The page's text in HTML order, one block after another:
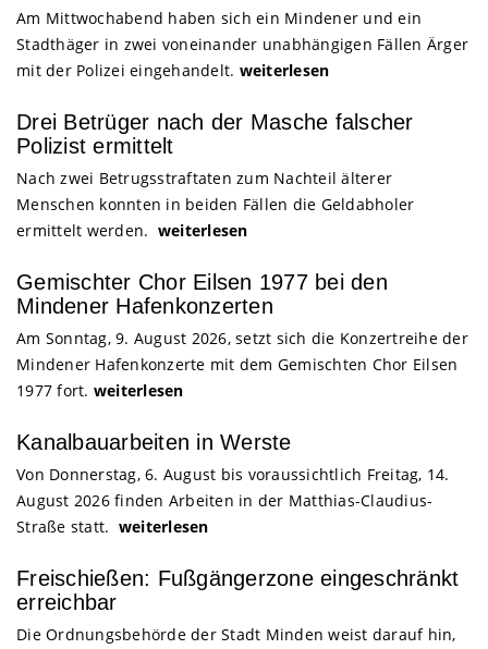
Am Mittwochabend haben sich ein Mindener und ein
Stadthäger in zwei voneinander unabhängigen Fällen Ärger
mit der Polizei eingehandelt. weiterlesen
Drei Betrüger nach der Masche falscher
Polizist ermittelt
Nach zwei Betrugsstraftaten zum Nachteil älterer
Menschen konnten in beiden Fällen die Geldabholer
ermittelt werden. weiterlesen
Gemischter Chor Eilsen 1977 bei den
Mindener Hafenkonzerten
Am Sonntag, 9. August 2026, setzt sich die Konzertreihe der
Mindener Hafenkonzerte mit dem Gemischten Chor Eilsen
1977 fort. weiterlesen
Kanalbauarbeiten in Werste
Von Donnerstag, 6. August bis voraussichtlich Freitag, 14.
August 2026 finden Arbeiten in der Matthias-Claudius-
Straße statt. weiterlesen
Freischießen: Fußgängerzone eingeschränkt
erreichbar
Die Ordnungsbehörde der Stadt Minden weist darauf hin,